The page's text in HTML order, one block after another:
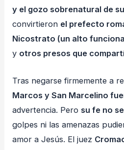
y el gozo sobrenatural de
convirtieron el prefecto
Nicostrato (un alto
y otros presos que
Tras negarse firmemente a
Marcos y San Marcelino
advertencia. Pero su fe no
golpes ni las amenazas
amor a Jesús. El juez